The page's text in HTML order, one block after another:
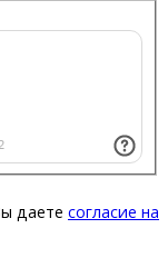
даете согласие на